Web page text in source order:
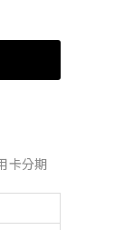
卡分期